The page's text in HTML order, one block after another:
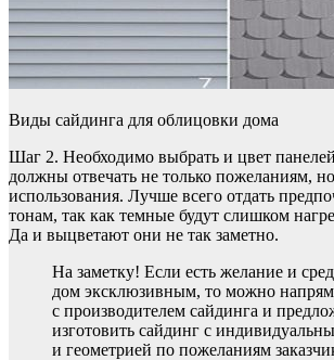
Виды сайдинга для облицовки дома
Шаг 2. Необходимо выбрать и цвет
должны отвечать не только пожеланиям,
использования. Лучше всего отдать
тонам, так как темные будут слишком
Да и выцветают они не так заметно.
На заметку! Если есть желание и
дом эксклюзивным, то можно
с производителем сайдинга и
изготовить сайдинг с
и геометрией по пожеланиям